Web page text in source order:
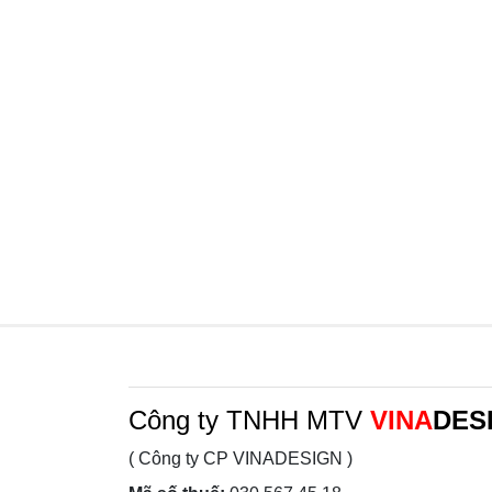
Công ty TNHH MTV VINA
( Công ty CP VINADESIGN )